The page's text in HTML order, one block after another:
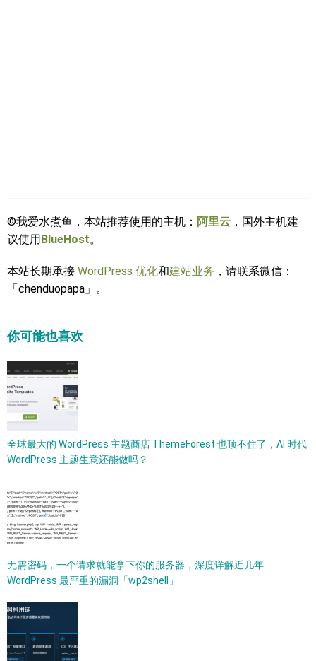
©我爱水煮鱼，本站推荐使用的主机： 阿里云 ，国外主机建
议使用BlueHost。
本站长期承接 WordPress 优化和建站业务 ，请联系微信：
「chenduopapa」。
你可能也喜欢
全球最大的 WordPress 主题商店 ThemeForest 也顶不住了，AI 时代
WordPress 主题生意还能做吗？
无需密码，一个请求就能拿下你的服务器，深度详解近几年
WordPress 最严重的漏洞「wp2shell」